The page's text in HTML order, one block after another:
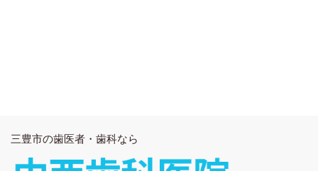
三豊市の歯医者・歯科なら